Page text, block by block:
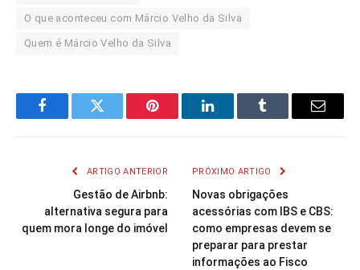
O que aconteceu com Márcio Velho da Silva
Quem é Márcio Velho da Silva
FacebookTwitter Pinterest LinkedInTumblr Email
ARTIGO ANTERIOR
Gestão de Airbnb:
alternativa segura para
quem mora longe do imóvel
PRÓXIMO ARTIGO
Novas obrigações
acessórias com IBS e CBS:
como empresas devem se
preparar para prestar
informações ao Fisco